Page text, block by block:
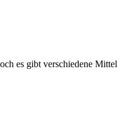
es gibt verschiedene Mittel